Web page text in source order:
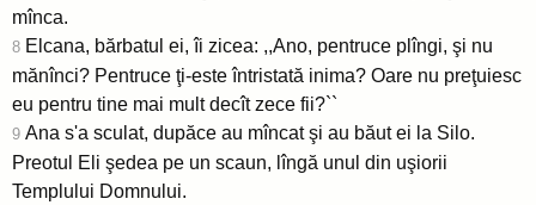
mînca.
8 Elcana, bărbatul ei, îi zicea: ,,Ano, pentruce plîngi, şi nu
mănînci? Pentruce ţi-este întristată inima? Oare nu preţuiesc
eu pentru tine mai mult decît zece fii?``
9 Ana s'a sculat, dupăce au mîncat şi au băut ei la Silo.
Preotul Eli şedea pe un scaun, lîngă unul din uşiorii
Templului Domnului.